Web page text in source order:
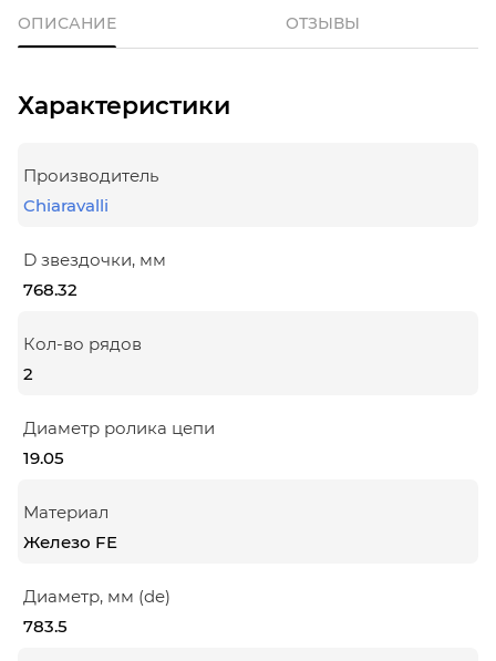
ОПИСАНИЕ ОТЗЫВЫ
Характеристики
Производитель
Chiaravalli
D звездочки, мм
768.32
Кол-во рядов
2
Диаметр ролика цепи
19.05
Материал
Железо FE
Диаметр, мм (de)
783.5